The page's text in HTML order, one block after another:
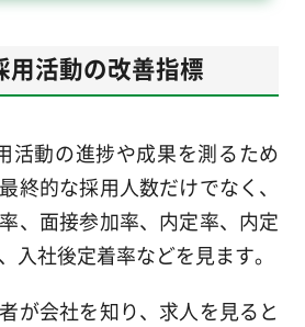
用活動の改善指標
活動の進捗や成果を測るため
終的な採用人数だけでなく、
、面接参加率、内定率、内定
入社後定着率などを見ます。
が会社を知り、求人を見ると